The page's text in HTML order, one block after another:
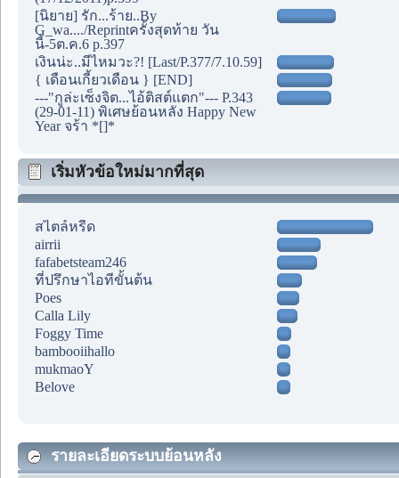
[นิยาย] รัก...ร้าย..By
G_wa..../Reprintครั้งสุดท้าย วัน
นี้-5ต.ค.6 p.397
เงินน่ะ..มีไหมวะ?! [Last/P.377/7.10.59]
{ เดือนเกี้ยวเดือน } [END]
---"กูล่ะเซ็งจิต...ไอ้ติสต์แตก"--- P.343
(29-01-11) พิเศษย้อนหลัง Happy New
Year จร้า *[]*
เริ่มหัวข้อใหม่มากที่สุด
สไตล์หรีด
airrii
fafabetsteam246
ที่ปรึกษาไอทีขั้นต้น
Poes
Calla Lily
Foggy Time
bambooiihallo
mukmaoY
Belove
รายละเอียดระบบย้อนหลัง